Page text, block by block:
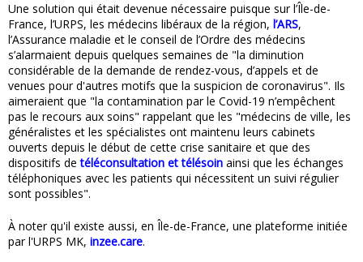
Une solution qui était devenue nécessaire puisque sur l’Île-de-
France, l’URPS, les médecins libéraux de la région, l’ARS,
l’Assurance maladie et le conseil de l’Ordre des médecins
s’alarmaient depuis quelques semaines de "la diminution
considérable de la demande de rendez-vous, d’appels et de
venues pour d'autres motifs que la suspicion de coronavirus". Ils
aimeraient que "la contamination par le Covid-19 n’empêchent
pas le recours aux soins" rappelant que les "médecins de ville, les
généralistes et les spécialistes ont maintenu leurs cabinets
ouverts depuis le début de cette crise sanitaire et que des
dispositifs detéléconsultation et télésoin ainsi que les échanges
téléphoniques avec les patients qui nécessitent un suivi régulier
sont possibles".
À noter qu'il existe aussi, en Île-de-France, une plateforme initiée
par l'URPS MK, inzee.care.